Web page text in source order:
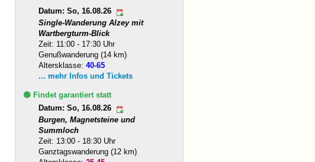
Datum: So, 16.08.26
Single-Wanderung Alzey mit
Wartbergturm-Blick
Zeit: 11:00 - 17:30 Uhr
Genußwanderung (14 km)
Altersklasse:40-65
... mehr Infos und Tickets
🟢 Findet garantiert statt
Datum: So, 16.08.26
Burgen, Magnetsteine und
Summloch
Zeit: 13:00 - 18:30 Uhr
Ganztagswanderung (12 km)